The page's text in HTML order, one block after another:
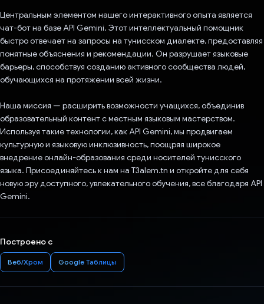
Центральным элементом нашего интерактивного опыта является
чат-бот на базе API Gemini. Этот интеллектуальный помощник
быстро отвечает на запросы на тунисском диалекте, предоставляя
понятные объяснения и рекомендации. Он разрушает языковые
барьеры, способствуя созданию активного сообщества людей,
обучающихся на протяжении всей жизни.
Наша миссия — расширить возможности учащихся, объединив
образовательный контент с местным языковым мастерством.
Используя такие технологии, как API Gemini, мы продвигаем
культурную и языковую инклюзивность, поощряя широкое
внедрение онлайн-образования среди носителей тунисского
языка. Присоединяйтесь к нам на T3alem.tn и откройте для себя
новую эру доступного, увлекательного обучения, все благодаря API
Gemini.
Построено с
Веб/Хром Google Таблицы